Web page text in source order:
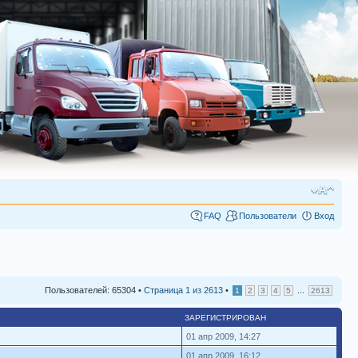
FAQ Пользователи Вход
Пользователей: 65304 • Страница 1 из 2613 • 1 2 3 4 5 2613
ЗАРЕГИСТРИРОВАН
01 апр 2009, 14:27
01 апр 2009, 16:12